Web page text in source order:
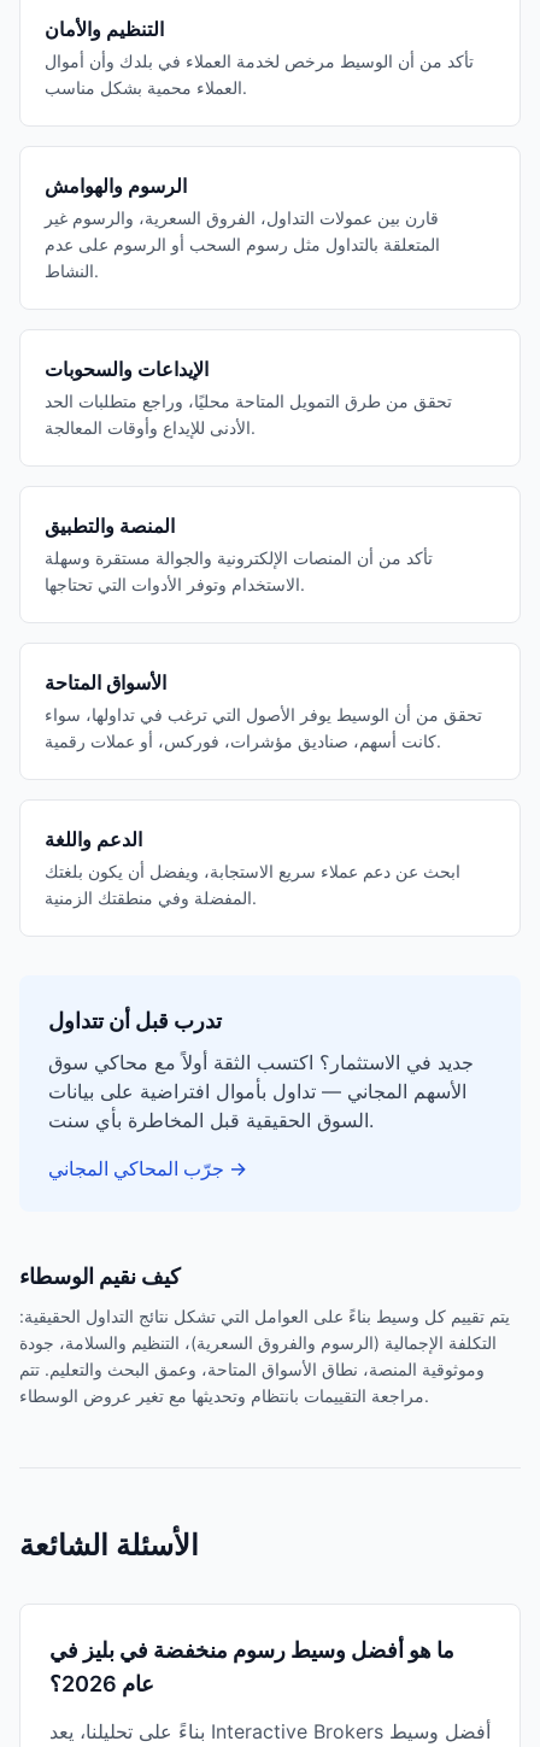
التنظيم والأمان
تأكد من أن الوسيط مرخص لخدمة العملاء في بلدك وأن أموال
العملاء محمية بشكل مناسب.
الرسوم والهوامش
قارن بين عمولات التداول، الفروق السعرية، والرسوم غير
المتعلقة بالتداول مثل رسوم السحب أو الرسوم على عدم
النشاط.
الإيداعات والسحوبات
تحقق من طرق التمويل المتاحة محليًا، وراجع متطلبات الحد
الأدنى للإيداع وأوقات المعالجة.
المنصة والتطبيق
تأكد من أن المنصات الإلكترونية والجوالة مستقرة وسهلة
الاستخدام وتوفر الأدوات التي تحتاجها.
الأسواق المتاحة
تحقق من أن الوسيط يوفر الأصول التي ترغب في تداولها، سواء
كانت أسهم، صناديق مؤشرات، فوركس، أو عملات رقمية.
الدعم واللغة
ابحث عن دعم عملاء سريع الاستجابة، ويفضل أن يكون بلغتك
المفضلة وفي منطقتك الزمنية.
تدرب قبل أن تتداول
جديد في الاستثمار؟ اكتسب الثقة أولاً مع محاكي سوق
الأسهم المجاني — تداول بأموال افتراضية على بيانات
السوق الحقيقية قبل المخاطرة بأي سنت.
جرّب المحاكي المجاني →
كيف نقيم الوسطاء
يتم تقييم كل وسيط بناءً على العوامل التي تشكل نتائج التداول الحقيقية:
التكلفة الإجمالية (الرسوم والفروق السعرية)، التنظيم والسلامة، جودة
وموثوقية المنصة، نطاق الأسواق المتاحة، وعمق البحث والتعليم. تتم
مراجعة التقييمات بانتظام وتحديثها مع تغير عروض الوسطاء.
الأسئلة الشائعة
ما هو أفضل وسيط رسوم منخفضة في بليز في
عام 2026؟
بناءً على تحليلنا، يعد Interactive Brokers أفضل وسيط